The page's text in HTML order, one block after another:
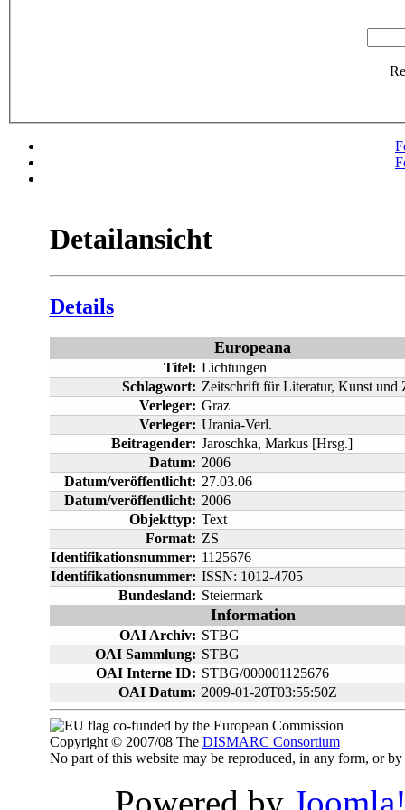
Detailansicht
Details
Europeana
Titel: Lichtungen
Schlagwort: Zeitschrift für Literatur, Kunst und
Verleger: Graz
Verleger: Urania-Verl.
Beitragender: Jaroschka, Markus [Hrsg.]
Datum: 2006
Datum/veröffentlicht: 27.03.06
Datum/veröffentlicht: 2006
Objekttyp: Text
Format: ZS
Identifikationsnummer: 1125676
Identifikationsnummer: ISSN: 1012-4705
Bundesland: Steiermark
Information
OAI Archiv: STBG
OAI Sammlung: STBG
OAI Interne ID: STBG/000001125676
OAI Datum: 2009-01-20T03:55:50Z
co-funded by the European Commission
Copyright © 2007/08 The DISMARC Consortium
No part of this website may be reproduced, in any form, or